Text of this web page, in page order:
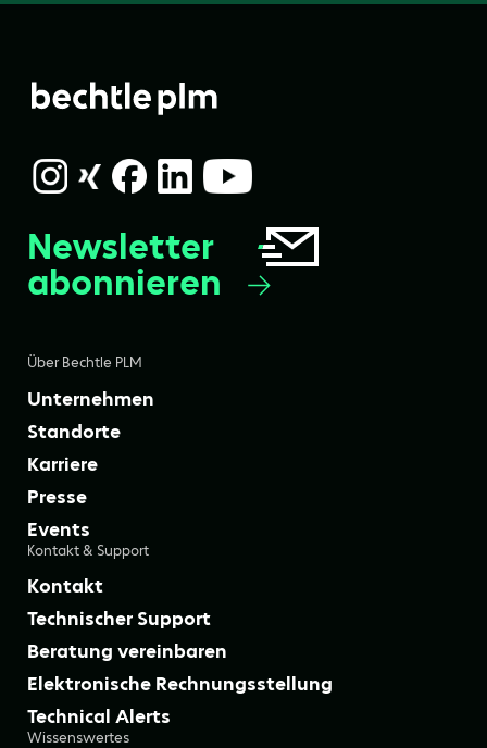
Über Bechtle PLM
Unternehmen
Standorte
Karriere
Presse
Events
Kontakt & Support
Kontakt
Technischer Support
Beratung vereinbaren
Elektronische Rechnungsstellung
Technical Alerts
Wissenswertes
Newsletter
abonnieren